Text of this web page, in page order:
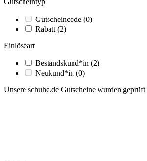
Gutscheincode (0)
Rabatt (2)
Einlöseart
Bestandskund*in (2)
Neukund*in (0)
Unsere schuhe.de Gutscheine wurden geprüft